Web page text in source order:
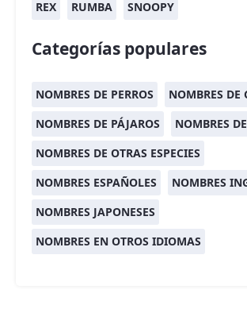
REX
RUMBA SNOOPY
Categorías populares
NOMBRES DE PERROS
NOMBRES DE
NOMBRES DE PÁJAROS
NOMBRES
NOMBRES DE OTRAS ESPECIES
NOMBRES ESPAÑOLES
NOMBRES
NOMBRES JAPONESES
NOMBRES EN OTROS IDIOMAS